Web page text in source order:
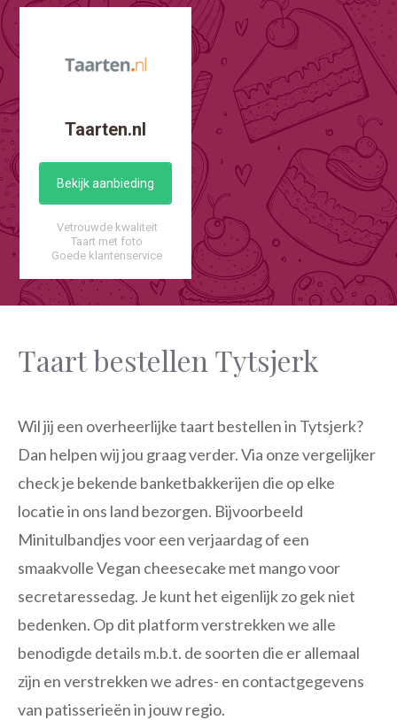
Taarten.nl
Bekijk aanbieding
Vetrouwde kwaliteit
Taart met foto
Goede klantenservice
Taart bestellen Tytsjerk
Wil jij een overheerlijke taart bestellen in Tytsjerk?
Dan helpen wij jou graag verder. Via onze vergelijker
check je bekende banketbakkerijen die op elke
locatie in ons land bezorgen. Bijvoorbeeld
Minitulbandjes voor een verjaardag of een
smaakvolle Vegan cheesecake met mango voor
secretaressedag. Je kunt het eigenlijk zo gek niet
bedenken. Op dit platform verstrekken we alle
benodigde details m.b.t. de soorten die er allemaal
zijn en verstrekken we adres- en contactgegevens
van patisserieën in jouw regio.